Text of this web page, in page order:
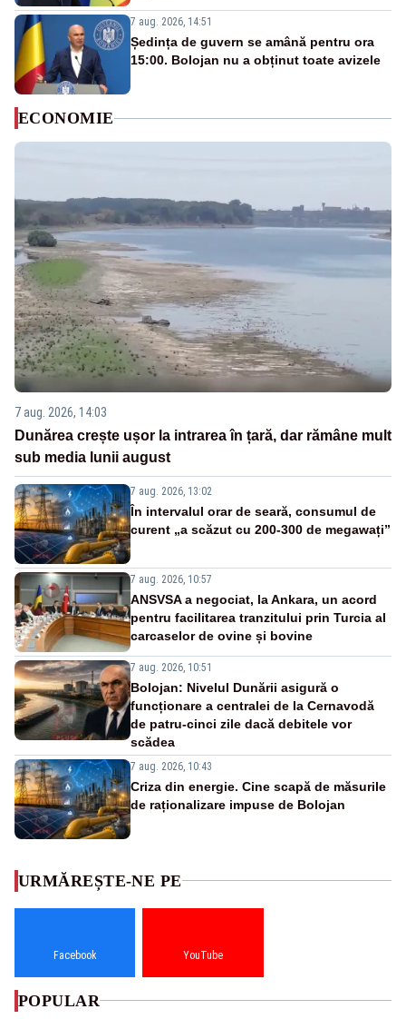
7 aug. 2026, 14:51
Ședința de guvern se amână pentru ora
15:00. Bolojan nu a obținut toate avizele
ECONOMIE
7 aug. 2026, 14:03
Dunărea crește ușor la intrarea în țară, dar rămâne mult
sub media lunii august
7 aug. 2026, 13:02
În intervalul orar de seară, consumul de
curent „a scăzut cu 200-300 de megawați”
7 aug. 2026, 10:57
ANSVSA a negociat, la Ankara, un acord
pentru facilitarea tranzitului prin Turcia al
carcaselor de ovine și bovine
7 aug. 2026, 10:51
Bolojan: Nivelul Dunării asigură o
funcționare a centralei de la Cernavodă
de patru-cinci zile dacă debitele vor
scădea
7 aug. 2026, 10:43
Criza din energie. Cine scapă de măsurile
de raționalizare impuse de Bolojan
URMĂREȘTE-NE PE
Facebook YouTube
POPULAR